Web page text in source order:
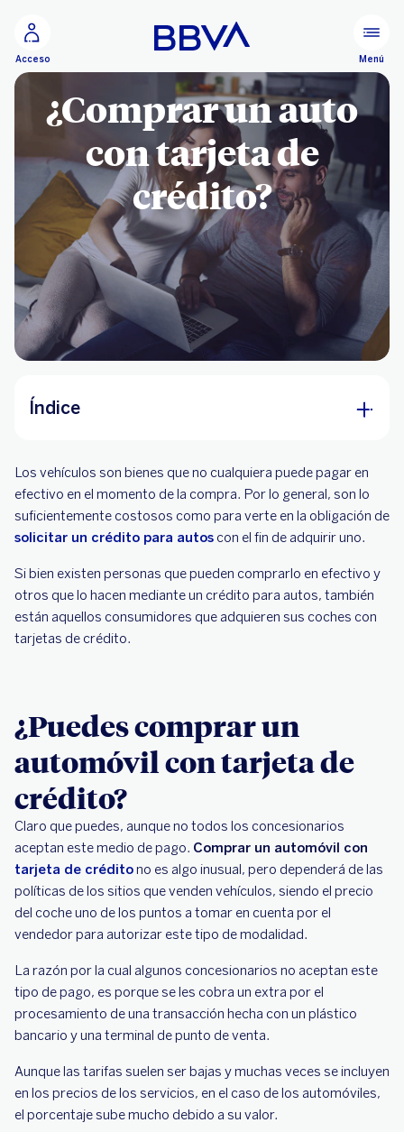
Acceso Menú
¿Comprar un auto
con tarjeta de
crédito?
Índice
crédito?
¿Conviene comprar un auto con tarjeta de
crédito?
Los vehículos son bienes que no cualquiera puede pagar en
efectivo en el momento de la compra. Por lo general, son lo
suficientemente costosos como para verte en la obligación de
solicitar un crédito para autos con el fin de adquirir uno.
Si bien existen personas que pueden comprarlo en efectivo y
otros que lo hacen mediante un crédito para autos, también
están aquellos consumidores que adquieren sus coches con
tarjetas de crédito.
¿Puedes comprar un
automóvil con tarjeta de
crédito?
Claro que puedes, aunque no todos los concesionarios
aceptan este medio de pago. Comprar un automóvil con
tarjeta de créditono es algo inusual, pero dependerá de las
políticas de los sitios que venden vehículos, siendo el precio
del coche uno de los puntos a tomar en cuenta por el
vendedor para autorizar este tipo de modalidad.
La razón por la cual algunos concesionarios no aceptan este
tipo de pago, es porque se les cobra un extra por el
procesamiento de una transacción hecha con un plástico
bancario y una terminal de punto de venta.
Aunque las tarifas suelen ser bajas y muchas veces se incluyen
en los precios de los servicios, en el caso de los automóviles,
el porcentaje sube mucho debido a su valor.